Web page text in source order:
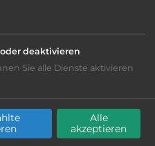
ruhig
deaktivieren
Sie alle Dienste aktivieren
Alle
akzeptieren